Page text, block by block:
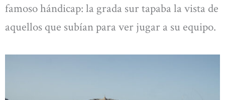
famoso hándicap: la grada sur tapaba la vista de
aquellos que subían para ver jugar a su equipo.